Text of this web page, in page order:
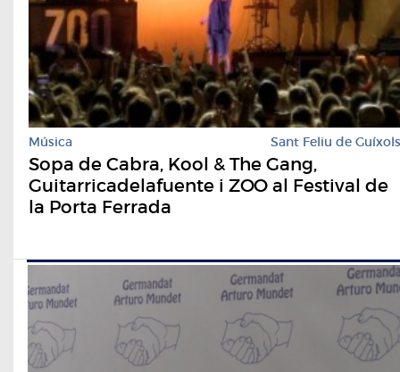
Música Sant Feliu de Guíxols
Sopa de Cabra, Kool & The Gang,
Guitarricadelafuente i ZOO al Festival de
la Porta Ferrada